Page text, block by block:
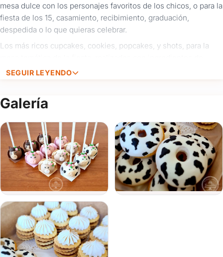
mesa dulce con los personajes favoritos de los chicos, o para la
fiesta de los 15, casamiento, recibimiento, graduación,
despedida o lo que quieras celebrar.
Los más ricos cupcakes, cookies, popcakes, y shots, para la
primera calidad y decorados con terminaciones únicas.
SEGUIR LEYENDO
Galería
sesión
aquí
para
tus
ahorrar
Ingresar y autocompletar
Nombre
Email
Celular
Tipo
de
evento